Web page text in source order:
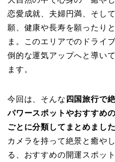
恋愛成就、夫婦円満、そし
願、健康や長寿を願ったり
ま。このエリアでのドライ
倒的な運気アップへと導い
ます。
今回は、そんな 四国旅行で
パワースポットやおすすめ
ごとに分類してまとめました
カメラを持って絶景と癒や
る、おすすめの開運スポッ